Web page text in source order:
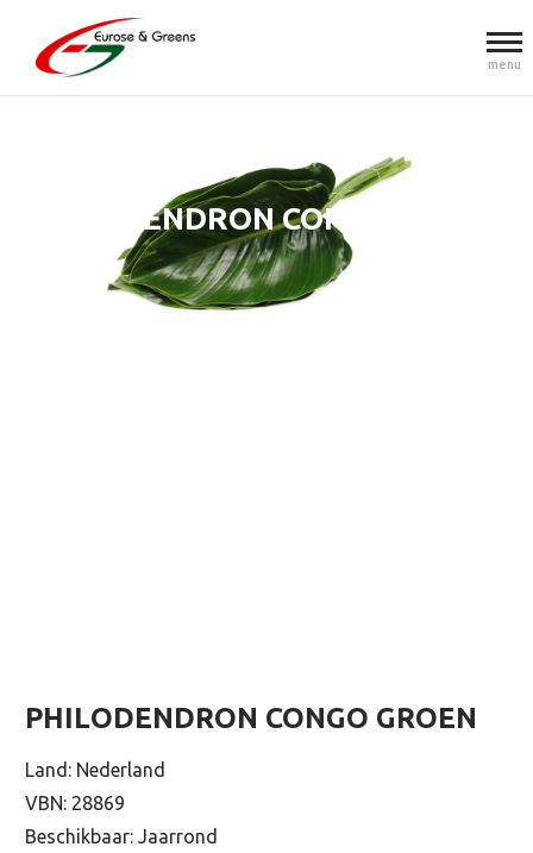
menu
PHILODENDRON CONGO GROEN
PHILODENDRON CONGO GROEN
Land: Nederland
VBN: 28869
Beschikbaar: Jaarrond